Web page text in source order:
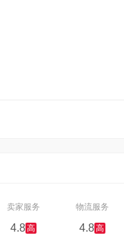
卖家服务
4.8高
物流服务
4.8高